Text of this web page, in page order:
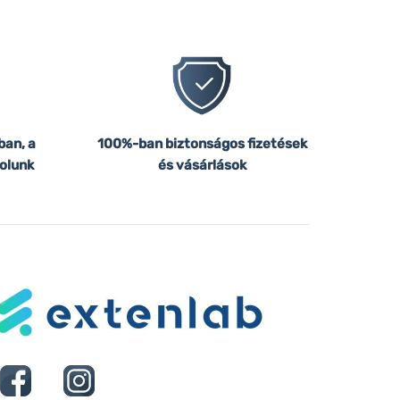
a
100%-ban biztonságos fizetések
és vásárlások